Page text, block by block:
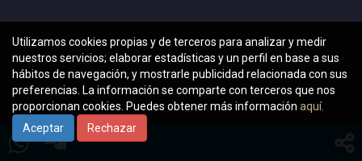
Utilizamos cookies propias y de terceros para analizar y medir
nuestros servicios; elaborar estadísticas y un perfil en base a sus
hábitos de navegación, y mostrarle publicidad relacionada con sus
preferencias. La información se comparte con terceros que nos
proporcionan cookies. Puedes obtener más información aquí.
Aceptar
Rechazar